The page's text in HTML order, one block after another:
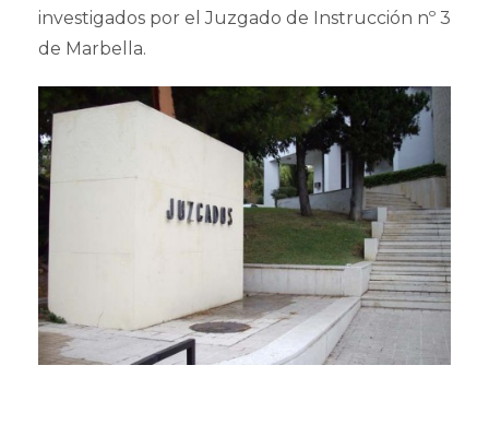
investigados por el Juzgado de Instrucción nº 3
de Marbella.